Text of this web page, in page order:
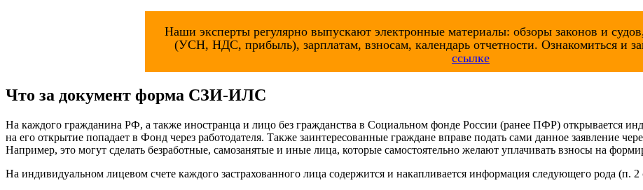
Наши эксперты регулярно выпускают электронные материалы: обзоры законов и
(УСН, НДС, прибыль), зарплатам, взносам, календарь отчетности. Ознакомиться и
ссылке
Что за документ форма СЗИ-ИЛС
На каждого гражданина РФ, а также иностранца и лицо без гражданства в Социальном фонде России (ранее ПФР) открывается
на его открытие попадает в Фонд через работодателя. Также заинтересованные граждане вправе подать сами данное заявление
Например, это могут сделать безработные, самозанятые и иные лица, которые самостоятельно желают уплачивать взносы на
На индивидуальном лицевом счете каждого застрахованного лица содержится и накапливается информация следующего рода (п.